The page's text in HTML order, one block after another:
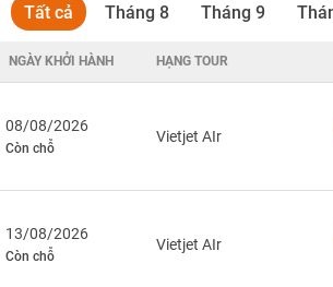
Tất cả Tháng 8 Tháng 9
NGÀY KHỞI HÀNH HẠNG TOUR
08/08/2026
Còn chỗ
Vietjet AIr
13/08/2026
Còn chỗ
Vietjet AIr